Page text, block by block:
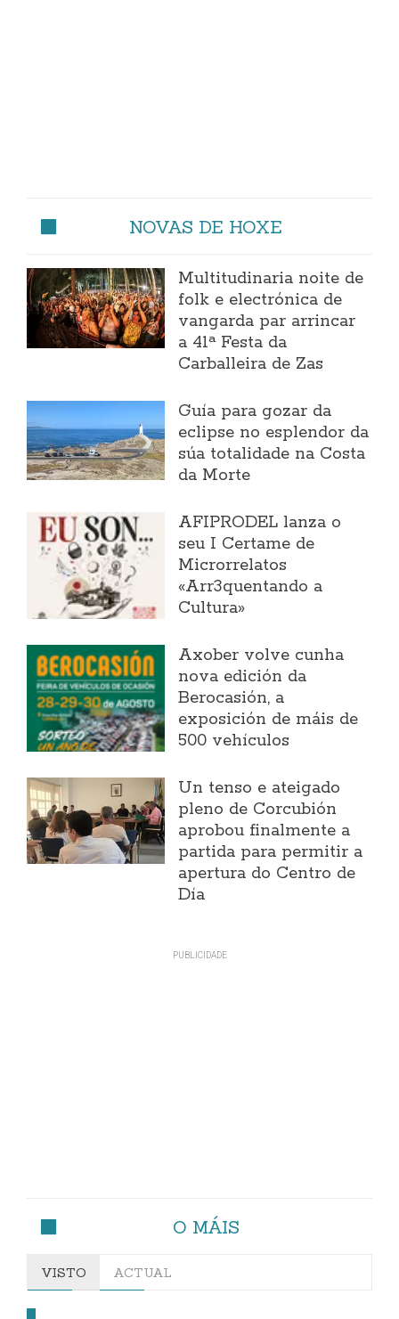
NOVAS DE HOXE
Multitudinaria noite de
folk e electrónica de
vangarda par arrincar
a 41ª Festa da
Carballeira de Zas
Guía para gozar da
eclipse no esplendor da
súa totalidade na Costa
da Morte
AFIPRODEL lanza o
seu I Certame de
Microrrelatos
«Arr3quentando a
Cultura»
Axober volve cunha
nova edición da
Berocasión, a
exposición de máis de
500 vehículos
Un tenso e ateigado
pleno de Corcubión
aprobou finalmente a
partida para permitir a
apertura do Centro de
Día
O MÁIS
VISTO ACTUAL